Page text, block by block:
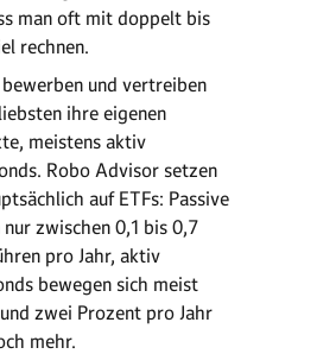
man oft mit doppelt bis
rechnen.
und vertreiben
ihre eigenen
meistens aktiv
Robo Advisor setzen
auf ETFs: Passive
zwischen 0,1 bis 0,7
pro Jahr, aktiv
bewegen sich meist
zwei Prozent pro Jahr
mehr.